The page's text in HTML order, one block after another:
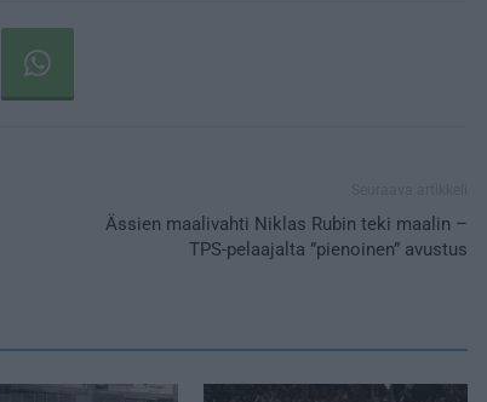
Ässien maalivahti Niklas Rubin teki maalin –
TPS-pelaajalta ”pienoinen” avustus